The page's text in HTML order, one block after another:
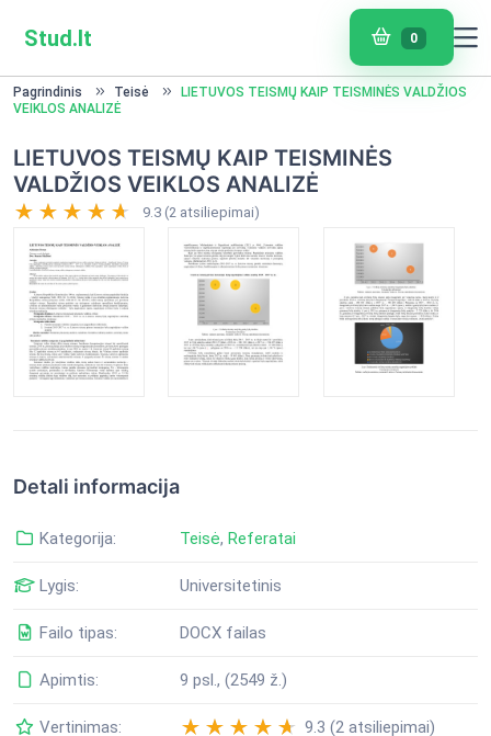
Stud.lt 0
Pagrindinis Teisė
LIETUVOS TEISMŲ KAIP TEISMINĖS VALDŽIOS
VEIKLOS ANALIZĖ
LIETUVOS TEISMŲ KAIP TEISMINĖS
VALDŽIOS VEIKLOS ANALIZĖ
9.3 (2 atsiliepimai)
Detali informacija
Kategorija: Teisė, Referatai
Lygis: Universitetinis
Failo tipas: DOCX failas
Apimtis: 9 psl., (2549 ž.)
Vertinimas: 9.3 (2 atsiliepimai)